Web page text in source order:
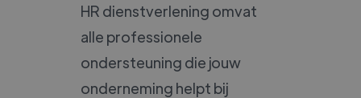
HR dienstverlening omvat
alle professionele
ondersteuning die jouw
onderneming helpt bij